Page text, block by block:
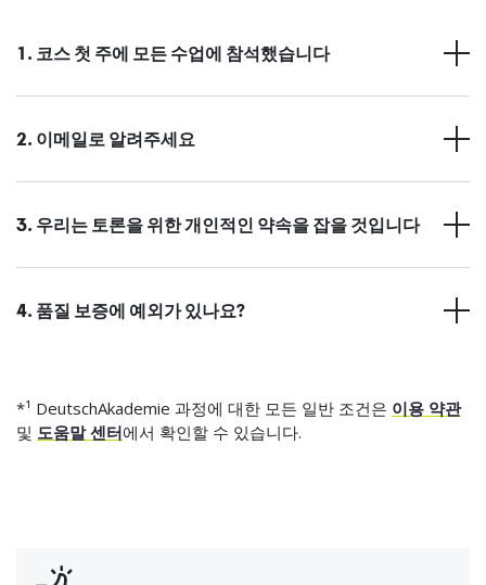
1. 코스 첫 주에 모든 수업에 참석했습니다
2. 이메일로 알려주세요
3. 우리는 토론을 위한 개인적인 약속을 잡을 것입니다
4. 품질 보증에 예외가 있나요?
*¹ DeutschAkademie 과정에 대한 모든 일반 조건은 이용 약관
및 도움말 센터에서 확인할 수 있습니다.